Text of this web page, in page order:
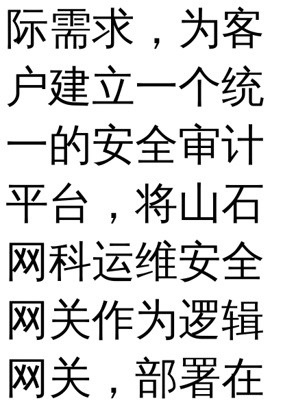
际需求，为客
户建立一个统
一的安全审计
平台，将山石
网科运维安全
网关作为逻辑
网关，部署在